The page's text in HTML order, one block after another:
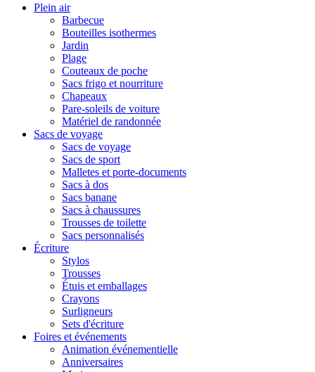
Plein air
Barbecue
Bouteilles isothermes
Jardin
Plage
Couteaux de poche
Sacs frigo et nourriture
Chapeaux
Pare-soleils de voiture
Matériel de randonnée
Sacs de voyage
Sacs de voyage
Sacs de sport
Malletes et porte-documents
Sacs à dos
Sacs banane
Sacs à chaussures
Trousses de toilette
Sacs personnalisés
Écriture
Stylos
Trousses
Étuis et emballages
Crayons
Surligneurs
Sets d'écriture
Foires et événements
Animation événementielle
Anniversaires